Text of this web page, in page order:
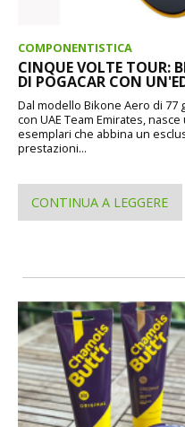
COMPONENTISTICA
CINQUE VOLTE TOUR:
DI POGACAR CON
Dal modello Bikone Aero di 77
con UAE Team Emirates,
esemplari che abbina un
prestazioni...
CONTINUA A LEGGERE